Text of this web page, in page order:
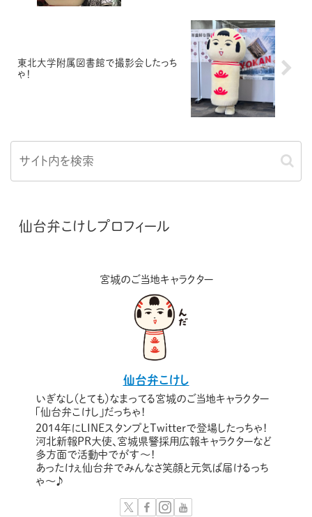
東北大学附属図書館で撮影会したっち
ゃ！
仙台弁こけしプロフィール
宮城のご当地キャラクター
仙台弁こけし
いぎなし（とても）なまってる宮城のご当地キャラクター
「仙台弁こけし」だっちゃ！
2014年にLINEスタンプとTwitterで登場したっちゃ！
河北新報PR大使、宮城県警採用広報キャラクターなど
多方面で活動中でがす〜！
あったけぇ仙台弁でみんなさ笑顔と元気ば届けるっち
ゃ～♪